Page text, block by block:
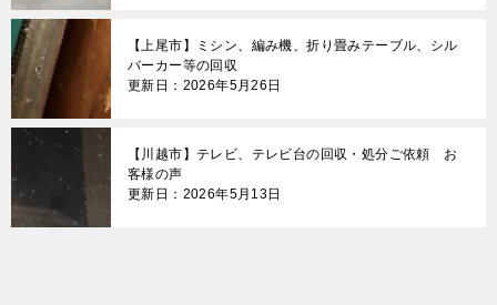
【上尾市】ミシン、編み機、折り畳みテーブル、シル
バーカー等の回収
更新日：2026年5月26日
【川越市】テレビ、テレビ台の回収・処分ご依頼 お
客様の声
更新日：2026年5月13日